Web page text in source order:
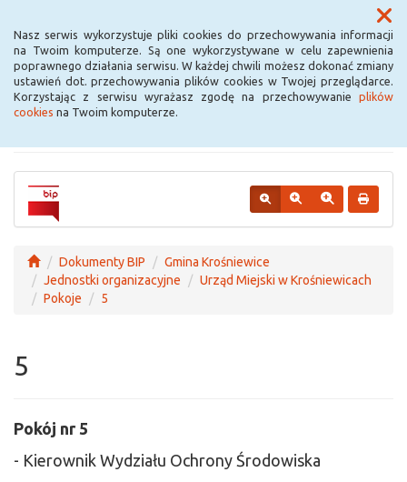
Nasz serwis wykorzystuje pliki cookies do przechowywania informacji
na Twoim komputerze. Są one wykorzystywane w celu zapewnienia
poprawnego działania serwisu. W każdej chwili możesz dokonać zmiany
ustawień dot. przechowywania plików cookies w Twojej przeglądarce.
Korzystając z serwisu wyrażasz zgodę na przechowywanie plików
cookies na Twoim komputerze.
Menu
Urząd Miejski w
Krośniewicach
Dokumenty BIP
Gmina Krośniewice
Jednostki organizacyjne
Urząd Miejski w Krośniewicach
Pokoje
5
5
Pokój nr 5
- Kierownik Wydziału Ochrony Środowiska